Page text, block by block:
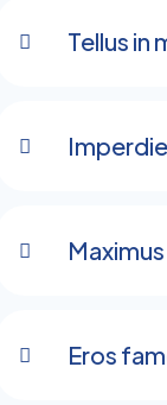
Tellus in
Eros